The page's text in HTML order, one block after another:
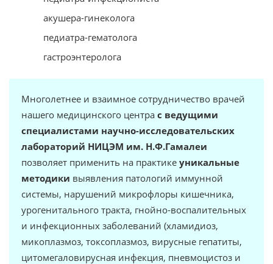
акушера-гинеколога
педиатра-гематолога
гастроэнтеролога
Многолетнее и взаимное сотрудничество врачей
нашего медицинского центра с ведущими
специалистами научно-исследовательских
лабораторий НИЦЭМ им. Н.Ф.Гамалеи
позволяет применить на практике уникальные
методики выявления патологий иммунной
системы, нарушений микрофлоры кишечника,
урогенитального тракта, гнойно-воспалительных
и инфекционных заболеваний (хламидиоз,
микоплазмоз, токсоплазмоз, вирусные гепатиты,
цитомегаловирусная инфекция, пневмоцистоз и